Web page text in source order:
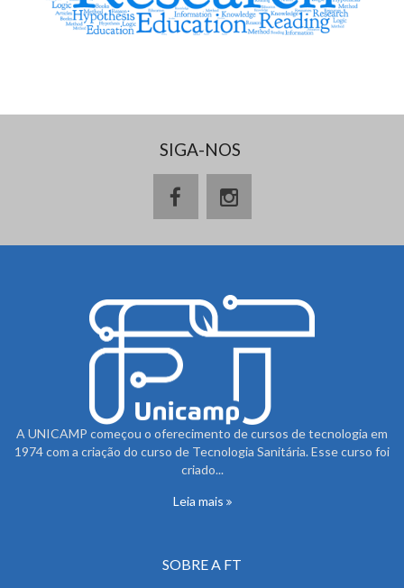
SIGA-NOS
A UNICAMP começou o oferecimento de cursos de tecnologia em
1974 com a criação do curso de Tecnologia Sanitária. Esse curso foi
criado...
Leia mais
SOBRE A FT